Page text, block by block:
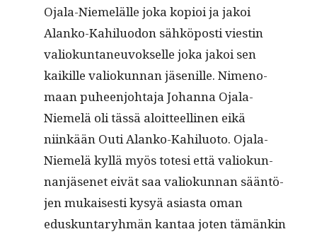
Ojala-Niemelälle joka kopi­oi ja jakoi
Alanko-Kahilu­odon sähkö­posti viestin
valiokun­ta­neu­vok­selle joka jakoi sen
kaikille valiokun­nan jäse­nille. Nimeno­
maan puheen­jo­hta­ja Johan­na Ojala-
Niemelä oli tässä aloit­teelli­nen eikä
niinkään Outi Alanko-Kahilu­o­to. Ojala-
Niemelä kyl­lä myös tote­si että valiokun­
nan­jäsenet eivät saa valiokun­nan sään­tö­
jen mukaises­ti kysyä asi­as­ta oman
eduskun­taryh­män kan­taa joten tämänkin